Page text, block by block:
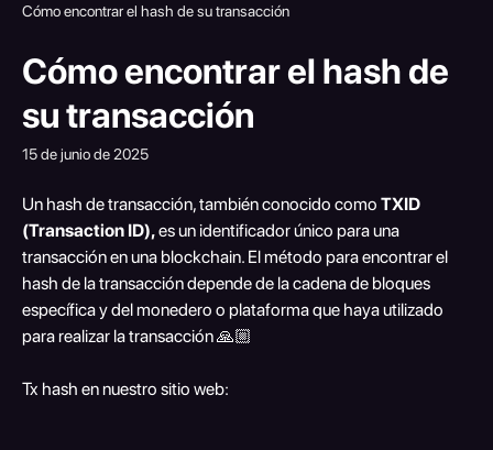
Cómo encontrar el hash de su transacción
Cómo encontrar el hash de
su transacción
15 de junio de 2025
Un hash de transacción, también conocido como TXID
(Transaction ID), es un identificador único para una
transacción en una blockchain. El método para encontrar el
hash de la transacción depende de la cadena de bloques
específica y del monedero o plataforma que haya utilizado
para realizar la transacción 🙏🏼
Tx hash en nuestro sitio web: